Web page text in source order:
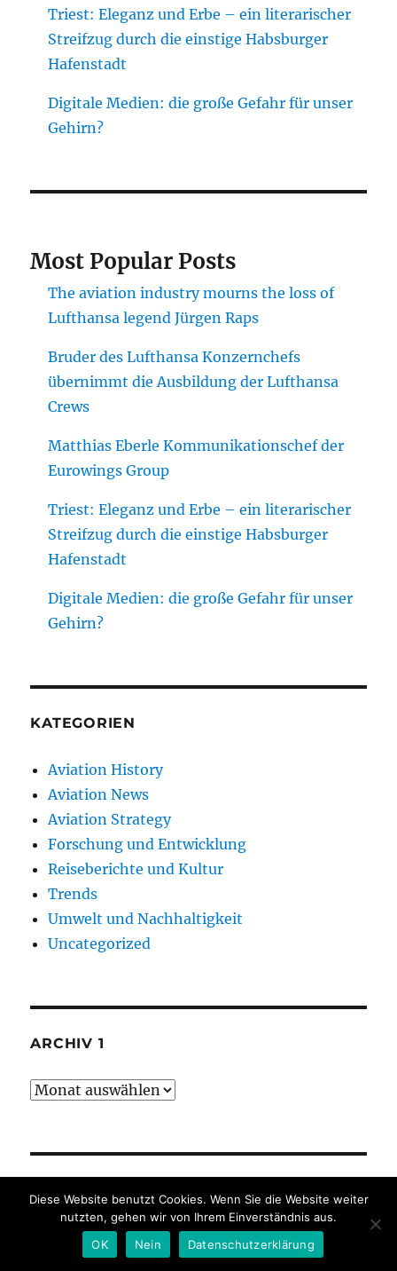
Triest: Eleganz und Erbe – ein literarischer
Streifzug durch die einstige Habsburger
Hafenstadt
Digitale Medien: die große Gefahr für unser
Gehirn?
Most Popular Posts
The aviation industry mourns the loss of
Lufthansa legend Jürgen Raps
Bruder des Lufthansa Konzernchefs
übernimmt die Ausbildung der Lufthansa
Crews
Matthias Eberle Kommunikationschef der
Eurowings Group
Triest: Eleganz und Erbe – ein literarischer
Streifzug durch die einstige Habsburger
Hafenstadt
Digitale Medien: die große Gefahr für unser
Gehirn?
KATEGORIEN
Aviation History
Aviation News
Aviation Strategy
Forschung und Entwicklung
Reiseberichte und Kultur
Trends
Umwelt und Nachhaltigkeit
Uncategorized
ARCHIV 1
Archiv
2026
2025
Diese Website benutzt Cookies. Wenn Sie die Website weiter
nutzten, gehen wir von Ihrem Einverständnis aus.
OK
Nein Datenschutzerklärung